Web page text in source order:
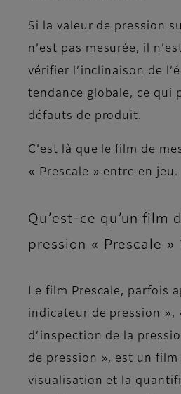
Si la valeur de pression
n’est pas mesurée, il
vérifier l’inclinaison de
tendance globale, ce qui
défauts de produit.
C’est là que le film de
« Prescale » entre en jeu.
Qu’est-ce qu’un film
pression « Prescale »
Le film Prescale, parfois
indicateur de pression »,
d’inspection de la
de pression », est un
visualisation et la